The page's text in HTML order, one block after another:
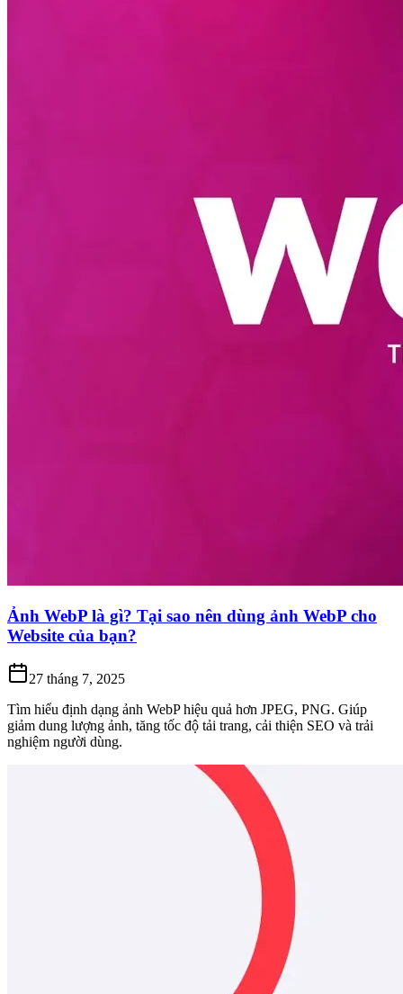
Ảnh WebP là gì? Tại sao nên dùng ảnh WebP cho
Website của bạn?
27 tháng 7, 2025
Tìm hiểu định dạng ảnh WebP hiệu quả hơn JPEG, PNG. Giúp
giảm dung lượng ảnh, tăng tốc độ tải trang, cải thiện SEO và trải
nghiệm người dùng.